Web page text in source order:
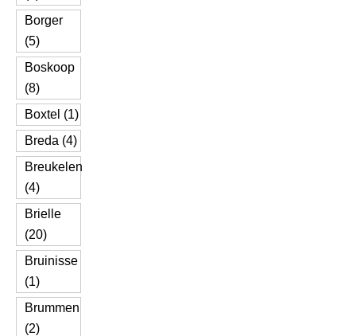
Borger
(5)
Boskoop
(8)
Boxtel (1)
Breda (4)
Breukelen
(4)
Brielle
(20)
Bruinisse
(1)
Brummen
(2)